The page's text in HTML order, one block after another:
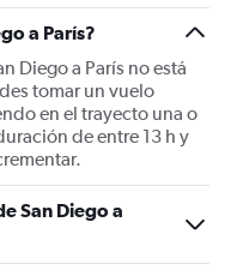
a París?
Diego a París no está
tomar un vuelo
en el trayecto una o
de entre 13 h y
San Diego a